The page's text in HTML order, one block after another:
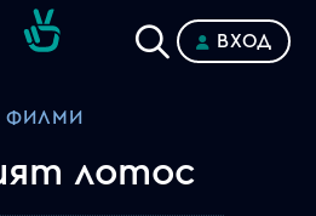
ВХОД
ФИЛМИ
лотос